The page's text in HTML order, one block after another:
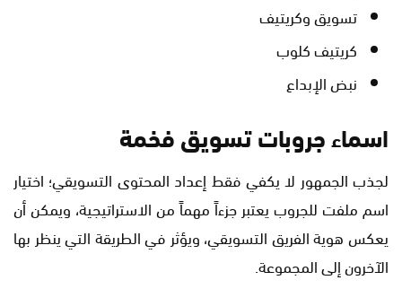
تسويق وكريتيف
كريتيف كلوب
نبض الإبداع
اسماء جروبات تسويق فخمة
لجذب الجمهور لا يكفي فقط إعداد المحتوى التسويقي؛ اختيار
اسم ملفت للجروب يعتبر جزءاً مهماً من الاستراتيجية، ويمكن أن
يعكس هوية الفريق التسويقي، ويؤثر في الطريقة التي ينظر بها
الآخرون إلى المجموعة.